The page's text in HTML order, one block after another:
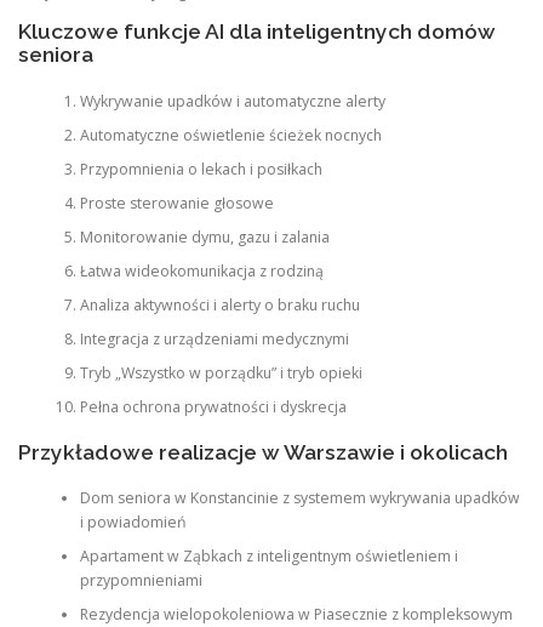
Kluczowe funkcje AI dla inteligentnych domów
seniora
Wykrywanie upadków i automatyczne alerty
Automatyczne oświetlenie ścieżek nocnych
Przypomnienia o lekach i posiłkach
Proste sterowanie głosowe
Monitorowanie dymu, gazu i zalania
Łatwa wideokomunikacja z rodziną
Analiza aktywności i alerty o braku ruchu
Integracja z urządzeniami medycznymi
Tryb „Wszystko w porządku” i tryb opieki
Pełna ochrona prywatności i dyskrecja
Przykładowe realizacje w Warszawie i okolicach
Dom seniora w Konstancinie z systemem wykrywania upadków
i powiadomień
Apartament w Ząbkach z inteligentnym oświetleniem i
przypomnieniami
Rezydencja wielopokoleniowa w Piasecznie z kompleksowym